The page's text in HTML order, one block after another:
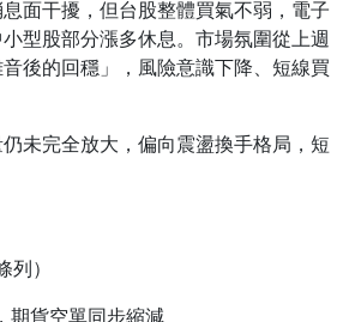
面干擾，但台股整體買氣不弱，電子
型股部分漲多休息。市場氛圍從上週
後的回穩」，風險意識下降、短線買
未完全放大，偏向震盪換手格局，短
）
期貨空單同步縮減